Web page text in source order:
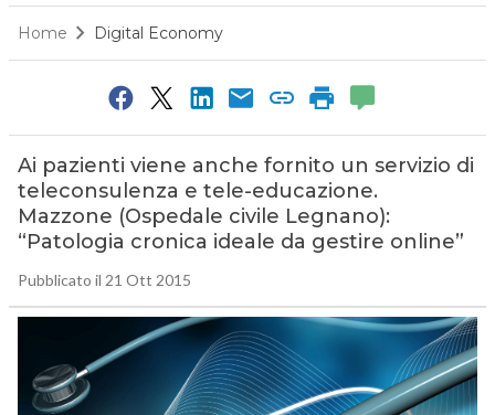
Home Digital Economy
Ai pazienti viene anche fornito un servizio di
teleconsulenza e tele-educazione.
Mazzone (Ospedale civile Legnano):
“Patologia cronica ideale da gestire online”
Pubblicato il 21 Ott 2015